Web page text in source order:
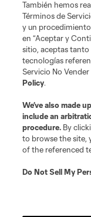
©2026 MLS. El nombre
marcas registradas de
de los equipos de la
de la MLS o son usadas
desautorizado está
También hemos
Términos de
y un
en “Aceptar y
sitio, aceptas tanto
tecnologías
Servicio No
Policy.
We’ve also made
include an
procedure. By
to browse the site,
of the referenced
Do Not Sell My